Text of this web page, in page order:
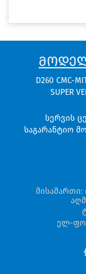
D260 CMC-
SUPER
სერვის
საგარანტიო
ელ-